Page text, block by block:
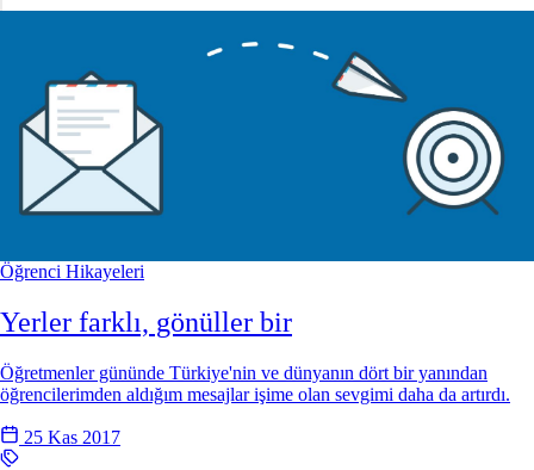
Öğrenci Hikayeleri
Yerler farklı, gönüller bir
Öğretmenler gününde Türkiye'nin ve dünyanın dört bir yanından
öğrencilerimden aldığım mesajlar işime olan sevgimi daha da artırdı.
25 Kas 2017